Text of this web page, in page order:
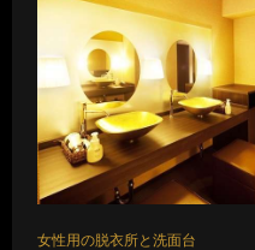
女性用の脱衣所と洗面台